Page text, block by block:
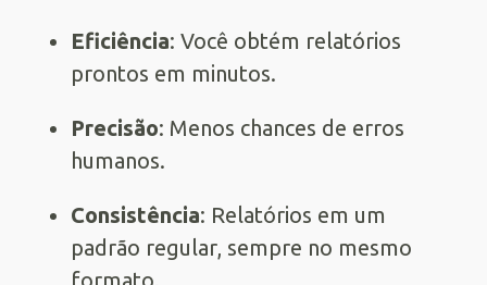
Eficiência: Você obtém relatórios
prontos em minutos.
Precisão: Menos chances de erros
humanos.
Consistência: Relatórios em um
padrão regular, sempre no mesmo
formato.